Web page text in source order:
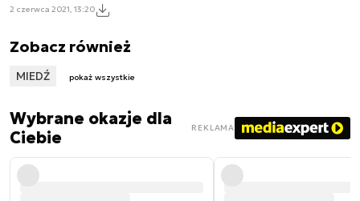
2 czerwca 2021, 13:20
Zobacz również
MIEDŹ pokaż wszystkie
Wybrane okazje dla
Ciebie
REKLAMA